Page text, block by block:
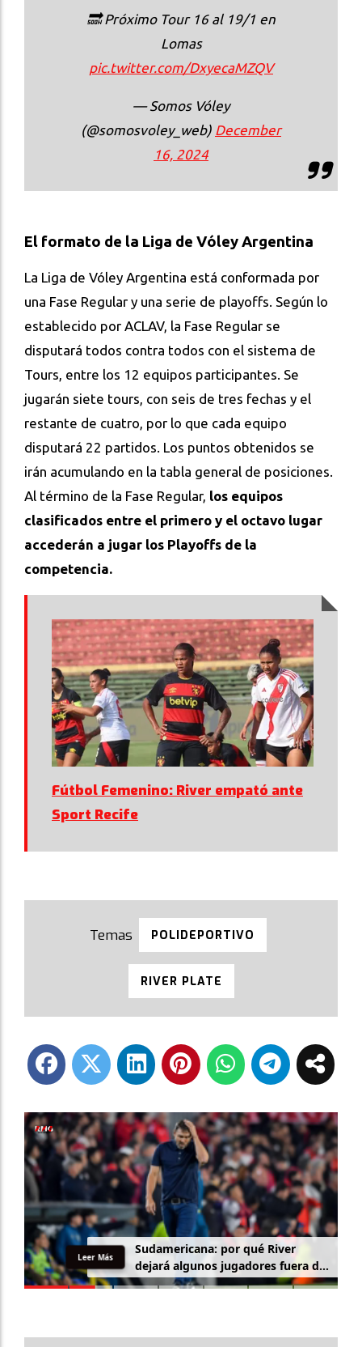
🔜 Próximo Tour 16 al 19/1 en
Lomas
pic.twitter.com/DxyecaMZQV
— Somos Vóley
(@somosvoley_web) December
16, 2024
El formato de la Liga de Vóley Argentina
La Liga de Vóley Argentina está conformada por
una Fase Regular y una serie de playoffs. Según lo
establecido por ACLAV, la Fase Regular se
disputará todos contra todos con el sistema de
Tours, entre los 12 equipos participantes. Se
jugarán siete tours, con seis de tres fechas y el
restante de cuatro, por lo que cada equipo
disputará 22 partidos. Los puntos obtenidos se
irán acumulando en la tabla general de posiciones.
Al término de la Fase Regular, los equipos
clasificados entre el primero y el octavo lugar
accederán a jugar los Playoffs de la
competencia.
Fútbol Femenino: River empató ante
Sport Recife
POLIDEPORTIVO
RIVER PLATE
Sudamericana: por qué River
dejará algunos jugadores fuera de
la lista
Leer Más